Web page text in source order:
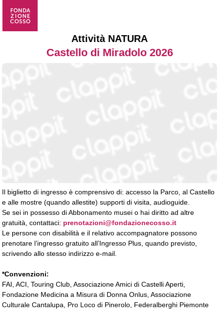
Attività NATURA
Castello di Miradolo 2026
Il biglietto di ingresso è comprensivo di: accesso la Parco, al Castello
e alle mostre (quando allestite) supporti di visita, audioguide.
Se sei in possesso di Abbonamento musei o hai diritto ad altre
gratuità, contattaci: prenotazioni@fondazionecosso.it
Le persone con disabilità e il relativo accompagnatore possono
prenotare l’ingresso gratuito all’Ingresso Plus, quando previsto,
scrivendo allo stesso indirizzo e-mail.
*Convenzioni:
FAI, ACI, Touring Club, Associazione Amici di Castelli Aperti,
Fondazione Medicina a Misura di Donna Onlus, Associazione
Culturale Cantalupa, Pro Loco di Pinerolo, Federalberghi Piemonte